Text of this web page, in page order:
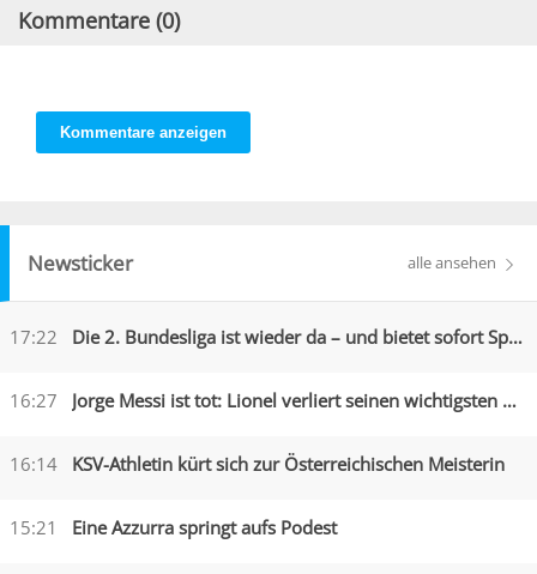
Kommentare (0)
Kommentare anzeigen
Newsticker alle ansehen
17:22 Die 2. Bundesliga ist wieder da – und bietet sofort Spektakel
16:27 Jorge Messi ist tot: Lionel verliert seinen wichtigsten Begleiter
16:14 KSV-Athletin kürt sich zur Österreichischen Meisterin
15:21 Eine Azzurra springt aufs Podest